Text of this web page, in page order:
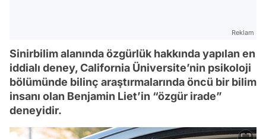
Reklam
Sinirbilim alanında özgürlük hakkında yapılan en
iddialı deney, California Üniversite’nin psikoloji
bölümünde bilinç araştırmalarında öncü bir bilim
insanı olan Benjamin Liet’in “özgür irade”
deneyidir.